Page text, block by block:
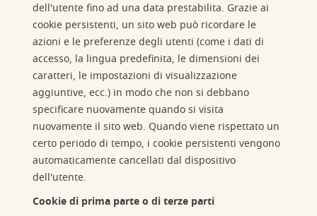
dell'utente fino ad una data prestabilita. Grazie ai
cookie persistenti, un sito web può ricordare le
azioni e le preferenze degli utenti (come i dati di
accesso, la lingua predefinita, le dimensioni dei
caratteri, le impostazioni di visualizzazione
aggiuntive, ecc.) in modo che non si debbano
specificare nuovamente quando si visita
nuovamente il sito web. Quando viene rispettato un
certo periodo di tempo, i cookie persistenti vengono
automaticamente cancellati dal dispositivo
dell'utente.
Cookie di prima parte o di terze parti